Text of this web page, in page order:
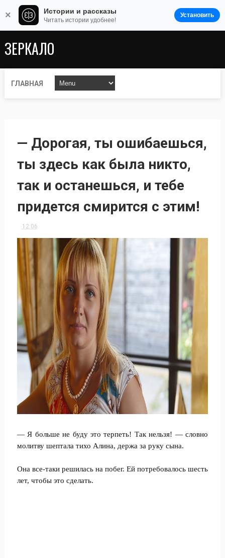
ЗЕРКАЛО
ГЛАВНАЯ
— Дорогая, ты ошибаешься,
ты здесь как была никто,
так и останешься, и тебе
придется смирится с этим!
12:06
— Я больше не буду это терпеть! Так нельзя! — словно
молитву шептала тихо Алина, держа за руку сына.
Она все-таки решилась на побег. Ей потребовалось шесть
лет, чтобы это сделать.
× Истории и рассказы
Читать истории удобнее!
Установить